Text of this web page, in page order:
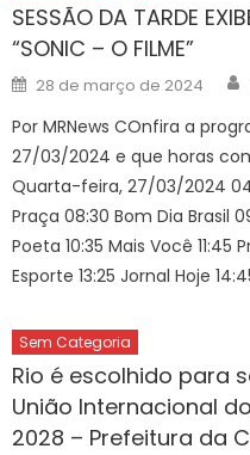
SESSÃO DA TARDE
“SONIC – O FILME”
Posted
on
28 de março de 2024
Por MRNews COnfira a
27/03/2024 e que horas
Quarta-feira, 27/03/2024
Praça 08:30 Bom Dia Brasil
Poeta 10:35 Mais Você 11:45
Esporte 13:25 Jornal Hoje
Sem Categoria
Rio é escolhido para
União Internacional
2028 – Prefeitura da